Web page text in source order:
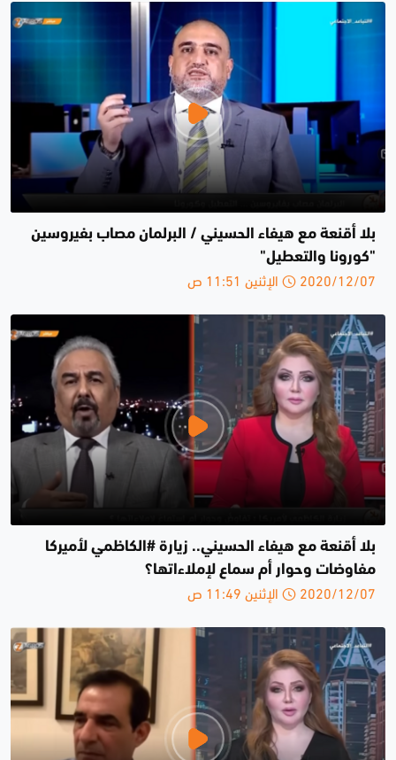
بلا أقنعة مع هيفاء الحسيني / البرلمان مصاب بفيروسين
"كورونا والتعطيل"
2020/12/07 الإثنين 11:51 ص
بلا أقنعة مع هيفاء الحسيني.. زيارة #الكاظمي لأميركا
مفاوضات وحوار أم سماع لإملاءاتها؟
2020/12/07 الإثنين 11:49 ص